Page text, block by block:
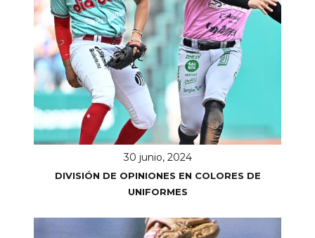
30 junio, 2024
DIVISIÓN DE OPINIONES EN COLORES DE
UNIFORMES